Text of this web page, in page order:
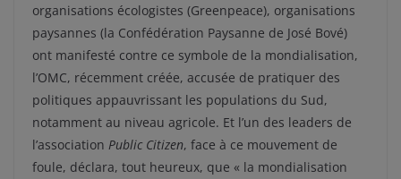
organisations écologistes (Greenpeace), organisations
paysannes (la Confédération Paysanne de José Bové)
ont manifesté contre ce symbole de la mondialisation,
l’OMC, récemment créée, accusée de pratiquer des
politiques appauvrissant les populations du Sud,
notamment au niveau agricole. Et l’un des leaders de
l’association Public Citizen, face à ce mouvement de
foule, déclara, tout heureux, que « la mondialisation